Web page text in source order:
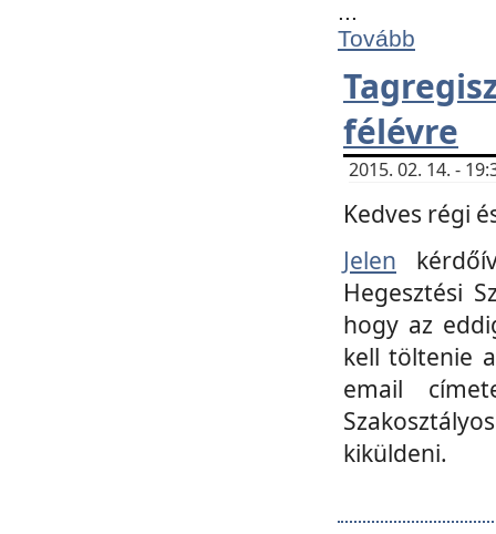
...
Tovább
félévre
2015. 02. 14. -
Kedves régi
Jelen
Hegesztési
hogy az
kell töltenie
email
kiküldeni.